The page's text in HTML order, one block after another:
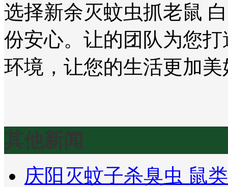
选择新余灭蚊虫抓老鼠
份安心。让的团队为您
环境，让您的生活更加美
其他新闻
庆阳灭蚊子杀臭虫 鼠